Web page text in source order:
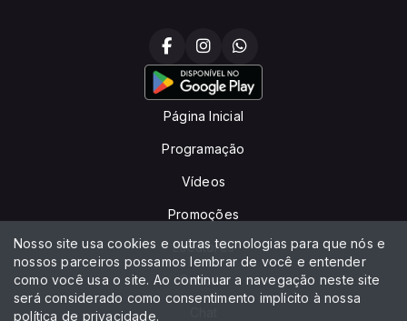
Página Inicial
Programação
Vídeos
Promoções
Locutores
Contato
Nosso site usa cookies e outras tecnologias para que nós e
nossos parceiros possamos lembrar de você e entender
como você usa o site. Ao continuar a navegação neste site
será considerado como consentimento implícito à nossa
política de privacidade.